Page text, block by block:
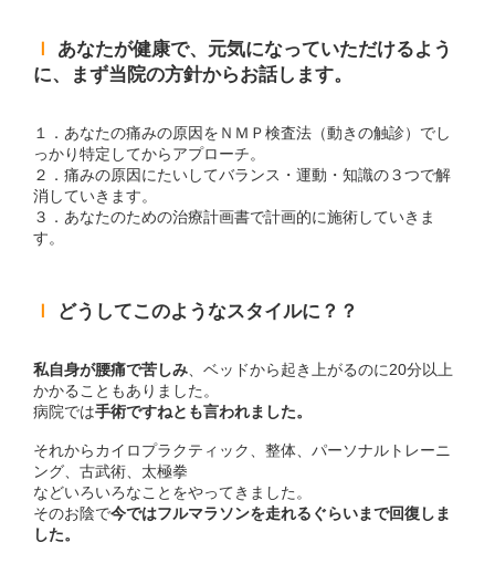
あなたが健康で、元気になっていただけるよう
に、まず当院の方針からお話します。
１．あなたの痛みの原因をＮＭＰ検査法（動きの触診）でし
っかり特定してからアプローチ。
２．痛みの原因にたいしてバランス・運動・知識の３つで解
消していきます。
３．あなたのための治療計画書で計画的に施術していきま
す。
どうしてこのようなスタイルに？？
私自身が腰痛で苦しみ 、ベッドから起き上がるのに20分以上
かかることもありました。
病院では手術ですねとも言われました。
それからカイロプラクティック、整体、パーソナルトレーニ
ング、古武術、太極拳
などいろいろなことをやってきました。
そのお陰で今ではフルマラソンを走れるぐらいまで回復しま
した。